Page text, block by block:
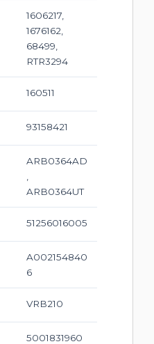
1606217,
1676162,
68499,
RTR3294
160511
93158421
ARB0364AD
ARB0364UT
51256016005
A002154840
6
VRB210
5001831960